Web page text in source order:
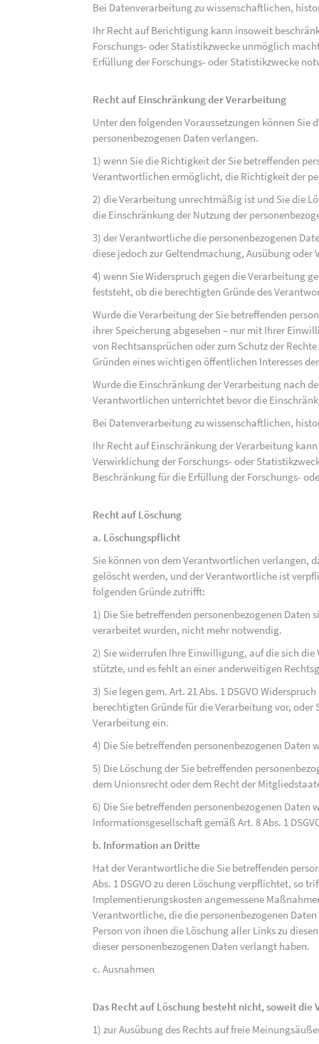
Bei Datenverarbeitung zu wissenschaftlichen,
Ihr Recht auf Berichtigung kann insoweit
Forschungs- oder Statistikzwecke unmöglich
Erfüllung der Forschungs- oder Statistikzwecke
Recht auf Einschränkung der Verarbeitung
Unter den folgenden Voraussetzungen können
personenbezogenen Daten verlangen.
1) wenn Sie die Richtigkeit der Sie betreffenden
Verantwortlichen ermöglicht, die Richtigkeit der
2) die Verarbeitung unrechtmäßig ist und Sie die
die Einschränkung der Nutzung der
3) der Verantwortliche die personenbezogenen
diese jedoch zur Geltendmachung, Ausübung
4) wenn Sie Widerspruch gegen die Verarbeitung
feststeht, ob die berechtigten Gründe des
Wurde die Verarbeitung der Sie betreffenden
ihrer Speicherung abgesehen – nur mit Ihrer
von Rechtsansprüchen oder zum Schutz der
Gründen eines wichtigen öffentlichen Interesses
Wurde die Einschränkung der Verarbeitung nach
Verantwortlichen unterrichtet bevor die
Bei Datenverarbeitung zu wissenschaftlichen,
Ihr Recht auf Einschränkung der Verarbeitung
Verwirklichung der Forschungs- oder
Beschränkung für die Erfüllung der Forschungs-
Recht auf Löschung
a. Löschungspflicht
Sie können von dem Verantwortlichen verlangen,
gelöscht werden, und der Verantwortliche ist
folgenden Gründe zutrifft:
1) Die Sie betreffenden personenbezogenen Daten
verarbeitet wurden, nicht mehr notwendig.
2) Sie widerrufen Ihre Einwilligung, auf die sich die
stützte, und es fehlt an einer anderweitigen
3) Sie legen gem. Art. 21 Abs. 1 DSGVO
berechtigten Gründe für die Verarbeitung vor, oder
Verarbeitung ein.
4) Die Sie betreffenden personenbezogenen
5) Die Löschung der Sie betreffenden
dem Unionsrecht oder dem Recht der
6) Die Sie betreffenden personenbezogenen Daten
Informationsgesellschaft gemäß Art. 8 Abs. 1
b. Information an Dritte
Hat der Verantwortliche die Sie betreffenden
Abs. 1 DSGVO zu deren Löschung verpflichtet, so
Implementierungskosten angemessene
Verantwortliche, die die personenbezogenen
Person von ihnen die Löschung aller Links zu
dieser personenbezogenen Daten verlangt haben.
c. Ausnahmen
Das Recht auf Löschung besteht nicht, soweit
1) zur Ausübung des Rechts auf freie